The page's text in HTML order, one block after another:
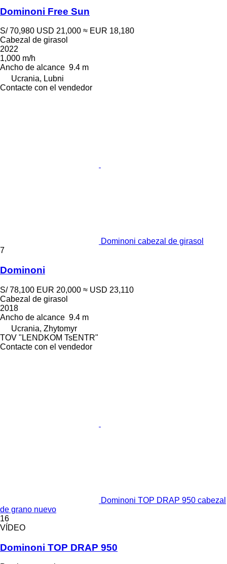
Dominoni Free Sun
S/ 70,980 USD 21,000 ≈ EUR 18,180
Cabezal de girasol
2022
1,000 m/h
Ancho de alcance 9.4 m
Ucrania, Lubni
Contacte con el vendedor
Dominoni cabezal de girasol
7
Dominoni
S/ 78,100 EUR 20,000 ≈ USD 23,110
Cabezal de girasol
2018
Ancho de alcance 9.4 m
Ucrania, Zhytomyr
TOV "LENDKOM TsENTR"
Contacte con el vendedor
Dominoni TOP DRAP 950 cabezal
de grano nuevo
16
VÍDEO
Dominoni TOP DRAP 950